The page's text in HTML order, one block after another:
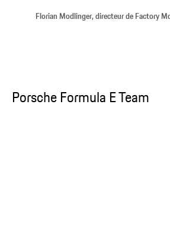
Florian Modlinger, directeur de Factory
Porsche Formula E Team